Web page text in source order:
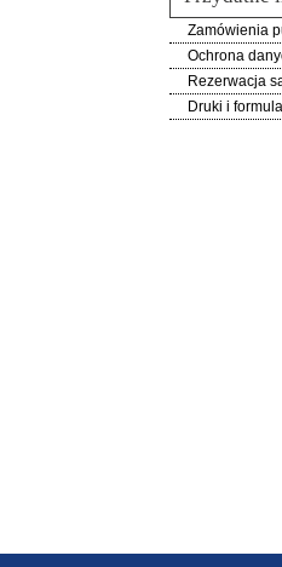
Zamówienia
Ochrona
Rezerwacja
Druki i